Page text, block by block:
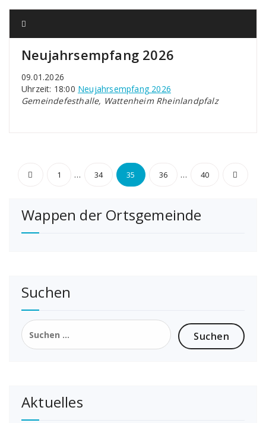
Neujahrsempfang 2026
09.01.2026
Uhrzeit: 18:00 Neujahrsempfang 2026
Gemeindefesthalle, Wattenheim Rheinlandpfalz
Seitennummerierung
Beiträge
1 … 34 35 36 … 40
Wappen der Ortsgemeinde
Suchen
Suchen
nach:
Aktuelles